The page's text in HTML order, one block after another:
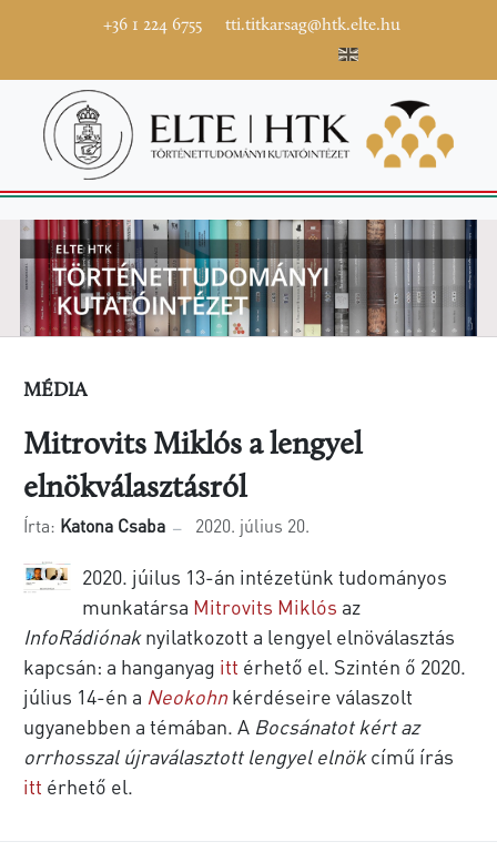
+36 1 224 6755 tti.titkarsag@htk.elte.hu
MÉDIA
Mitrovits Miklós a lengyel
elnökválasztásról
Írta: Katona Csaba 2020. július 20.
2020. júilus 13-án intézetünk tudományos
munkatársa Mitrovits Miklós az
InfoRádiónaknyilatkozott a lengyel elnöválasztás
kapcsán: a hanganyag itt érhető el. Szintén ő 2020.
július 14-én a Neokohn kérdéseire válaszolt
ugyanebben a témában. A Bocsánatot kért az
orrhosszal újraválasztott lengyel elnökcímű írás
itt érhető el.